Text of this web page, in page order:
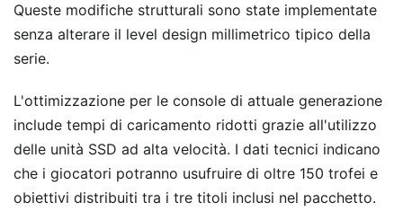
Queste modifiche strutturali sono state implementate
senza alterare il level design millimetrico tipico della
serie.
L'ottimizzazione per le console di attuale generazione
include tempi di caricamento ridotti grazie all'utilizzo
delle unità SSD ad alta velocità. I dati tecnici indicano
che i giocatori potranno usufruire di oltre 150 trofei e
obiettivi distribuiti tra i tre titoli inclusi nel pacchetto.